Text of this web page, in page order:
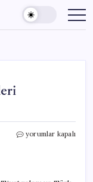
30.
yorumlar kapalı